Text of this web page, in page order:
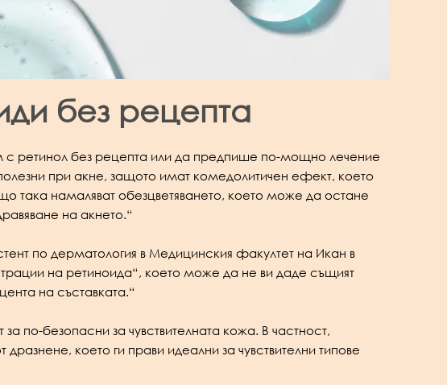
без рецепта
с ретинол без рецепта или да предпише по-мощно лечение
при акне, защото имат комедолитичен ефект, което
така намаляват обезцветяването, което може да остане
на акнето.“
по дерматология в Медицинския факултет на Икан в
на ретиноида“, което може да не ви даде същият
на съставката.“
по-безопасни за чувствителната кожа. В частност,
което ги прави идеални за чувствителни типове